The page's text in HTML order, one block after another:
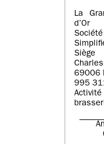
La
d’Or
69006
995